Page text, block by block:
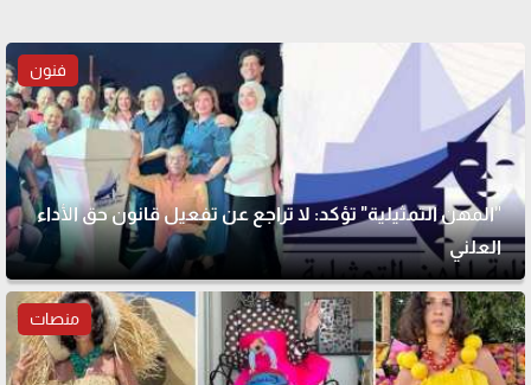
فنون
"المهن التمثيلية" تؤكد: لا تراجع عن تفعيل قانون حق الأداء
العلني
منصات